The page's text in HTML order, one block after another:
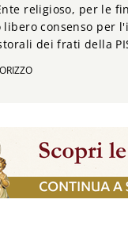
religioso, per le
consenso per
dei frati della